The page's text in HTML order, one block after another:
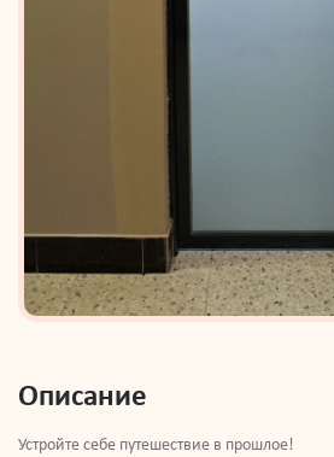
Описание
Устройте себе путешествие в прошлое!